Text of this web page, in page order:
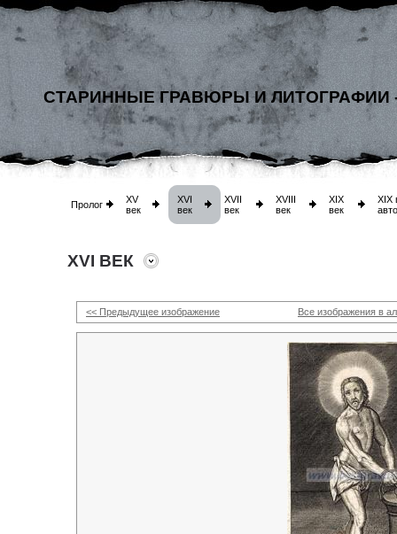
СТАРИННЫЕ ГРАВЮРЫ И ЛИТОГРАФИИ
Пролог
XV
век
XVI
век
XVII
век
XVIII
век
XIX
век
XIX
XVI ВЕК
<< Предыдущее изображение Все изображения в